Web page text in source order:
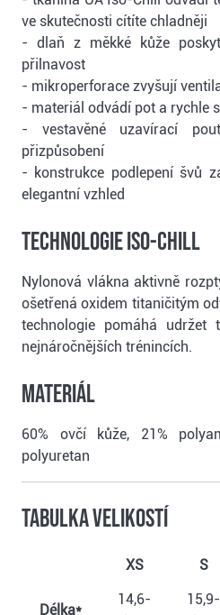
ve skutečnosti cítíte chladněji
- dlaň z měkké kůže
přilnavost
- mikroperforace zvyšují
- materiál odvádí pot a rychle
- vestavěné uzavírací
přizpůsobení
- konstrukce podlepení švů
elegantní vzhled
Technologie Iso-Chill
Nylonová vlákna aktivně
ošetřená oxidem titaničitým
technologie pomáhá
nejnáročnějších trénincích.
Materiál
60% ovčí kůže, 21%
polyuretan
Tabulka velikostí
XS S
Délka*
14,6-
15,9-